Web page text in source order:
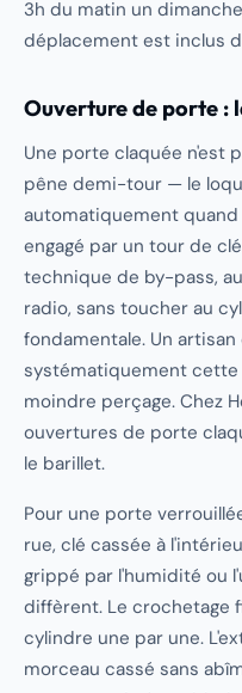
3h du matin un
déplacement est inclus
Ouverture de porte :
Une porte claquée n'est
pêne demi-tour — le
automatiquement
engagé par un tour de
technique de by-pass,
radio, sans toucher au
fondamentale. Un
systématiquement cette
moindre perçage. Chez
ouvertures de porte
le barillet.
Pour une porte
rue, clé cassée à
grippé par l'humidité ou
diffèrent. Le crochetage
cylindre une par une.
morceau cassé sans